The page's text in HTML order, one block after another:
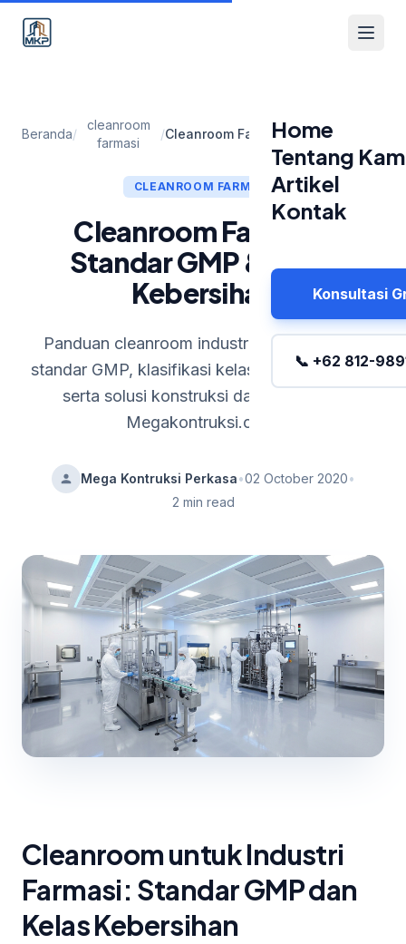
Home
Tentang
Artikel
Kontak
Konsultasi
📞 +62 812-
Beranda/
cleanroom
farmasi
/
CLEANROOM FARMASI
Cleanroom Farmasi:
Standar GMP & Kelas
Kebersihan
Panduan cleanroom industri farmasi sesuai
standar GMP, klasifikasi kelas kebersihan ISO,
serta solusi konstruksi dan HVAC dari
Megakontruksi.com.
Mega Kontruksi Perkasa•02 October 2020•
2 min read
Cleanroom untuk Industri
Farmasi: Standar GMP dan
Kelas Kebersihan